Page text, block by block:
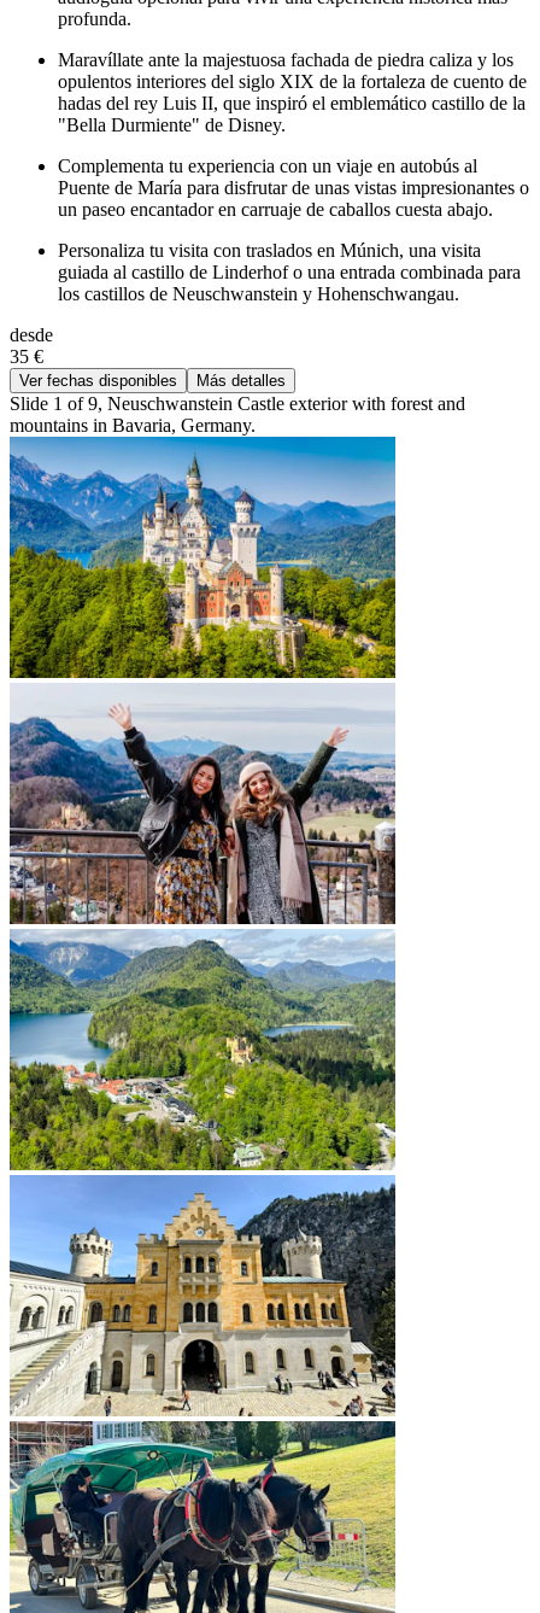
profunda.
Maravíllate ante la majestuosa fachada de piedra caliza y los
opulentos interiores del siglo XIX de la fortaleza de cuento de
hadas del rey Luis II, que inspiró el emblemático castillo de la
"Bella Durmiente" de Disney.
Complementa tu experiencia con un viaje en autobús al
Puente de María para disfrutar de unas vistas impresionantes o
un paseo encantador en carruaje de caballos cuesta abajo.
Personaliza tu visita con traslados en Múnich, una visita
guiada al castillo de Linderhof o una entrada combinada para
los castillos de Neuschwanstein y Hohenschwangau.
desde
35 €
Ver fechas disponibles Más detalles
Slide 1 of 9, Neuschwanstein Castle exterior with forest and
mountains in Bavaria, Germany.